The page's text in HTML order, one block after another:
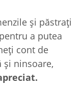
și păstrați
pentru a putea
cont de
şi ninsoare,